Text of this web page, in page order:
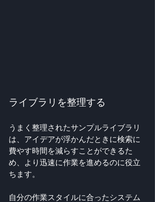
ライブラリを整理する
うまく整理されたサンプルライブラリ
は、アイデアが浮かんだときに検索に
費やす時間を減らすことができるた
め、より迅速に作業を進めるのに役立
ちます。
自分の作業スタイルに合ったシステム